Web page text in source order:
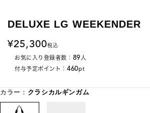
DELUXE LG WEEKENDER
25,300税込
お気に入り登録者数： 89人
付与予定ポイント： 460pt
カラー： クラシカルギンガム